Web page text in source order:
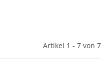
Artikel 1 - 7 von 7